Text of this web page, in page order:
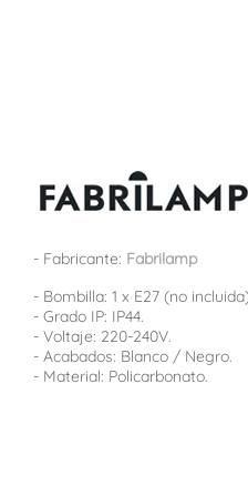
- Fabricante: Fabrilamp
- Bombilla: 1 x E27 (no
- Grado IP: IP44.
- Voltaje: 220-240V.
- Acabados: Blanco / Negro.
- Material: Policarbonato.